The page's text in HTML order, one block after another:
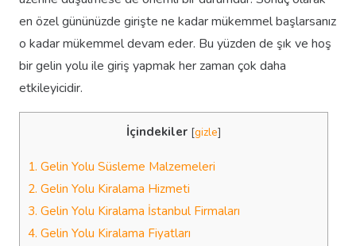
en özel gününüzde girişte ne kadar mükemmel başlarsanız
o kadar mükemmel devam eder. Bu yüzden de şık ve hoş
bir gelin yolu ile giriş yapmak her zaman çok daha
etkileyicidir.
İçindekiler [gizle]
1. Gelin Yolu Süsleme Malzemeleri
2. Gelin Yolu Kiralama Hizmeti
3. Gelin Yolu Kiralama İstanbul Firmaları
4. Gelin Yolu Kiralama Fiyatları